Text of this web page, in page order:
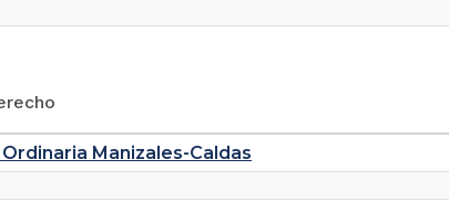
Manizales-Caldas